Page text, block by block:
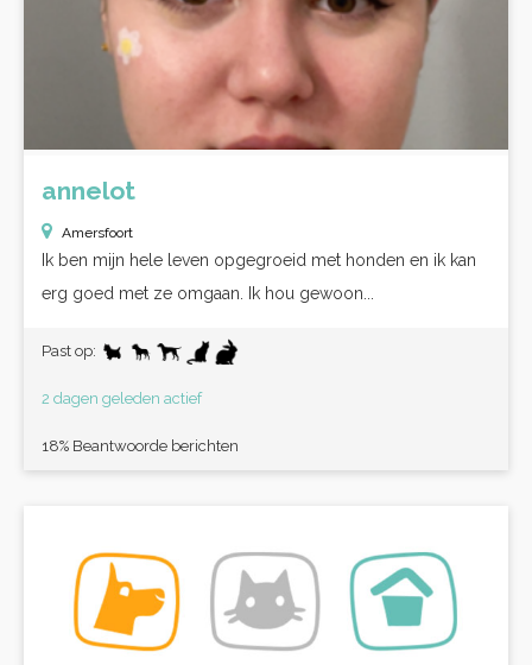
annelot
Amersfoort
Ik ben mijn hele leven opgegroeid met honden en ik kan
erg goed met ze omgaan. Ik hou gewoon...
Past op:
2 dagen geleden actief
18% Beantwoorde berichten